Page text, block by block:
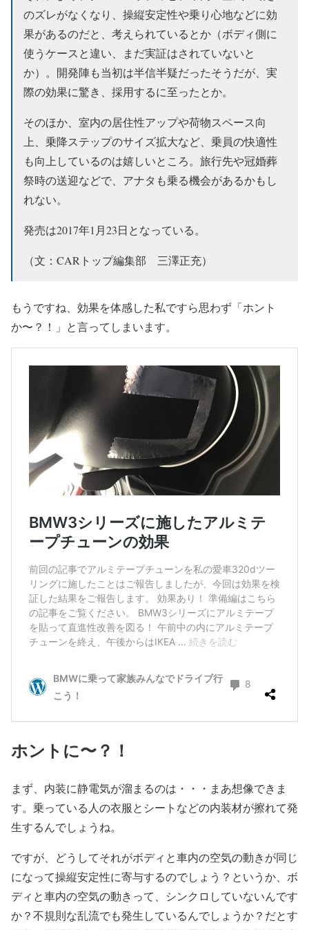
のズレがなくなり、操縦安定性や乗り心地などに効
果があるのだと、考えられているとか（ボディ側に
使うケースと違い、まだ実証はされていないと
か）。開発陣も当初は半信半疑だったそうだが、実
際の効果に驚き、採用するに至ったとか。
そのほか、室内の居住性アップや荷物スペース向
上、乗降ステップのサイズ拡大など、乗員の快適性
も向上しているのは嬉しいところ。旅行先や冠婚葬
祭時の送迎などで、アナタも乗る機会があるかもし
れない。
発売は2017年1月23日となっている。
（文：CARトップ編集部 三澤正充）
もうですね、効果を体感した私ですら思わず「ホント
か〜？！」と言ってしまいます。
ホントに〜？！
まず、内装に静電気が溜まるのは・・・まあ想像できま
す。乗っている人の衣服とシートなどの内装材が擦れて発
生するんでしょうね。
ですが、どうしてそれがボディと車内の空気の動きが同じ
になって操縦安定性に寄与するのでしょう？というか、ボ
ディと車内の空気の動きって、シンクロしていないんです
か？不規則な乱流でも発生しているんでしょうか？だとす